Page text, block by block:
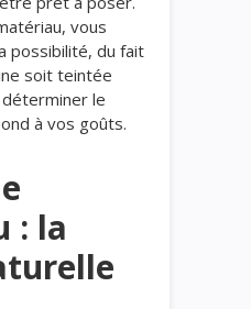
vous
possibilité, du fait
soit teintée
le
à vos goûts.
: la